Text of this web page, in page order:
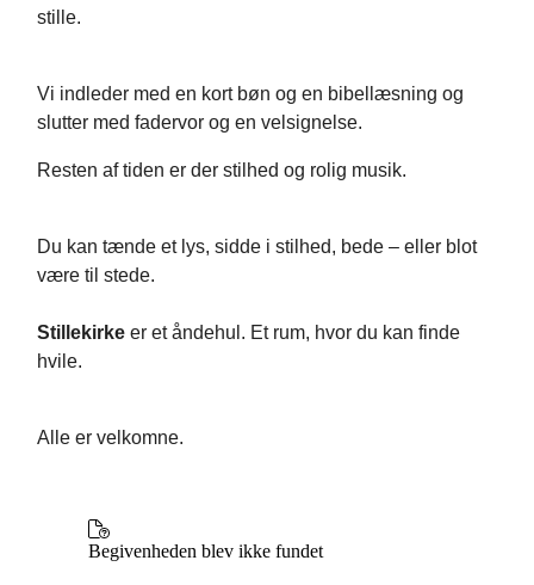
stille.
Vi indleder med en kort bøn og en bibellæsning og
slutter med fadervor og en velsignelse.
Resten af tiden er der stilhed og rolig musik.
Du kan tænde et lys, sidde i stilhed, bede – eller blot
være til stede.
Stillekirke er et åndehul. Et rum, hvor du kan finde
hvile.
Alle er velkomne.